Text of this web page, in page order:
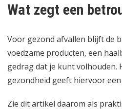
Wat zegt een
Voor gezond afvallen blijft de
voedzame producten, een
gedrag dat je kunt volhouden.
gezondheid geeft hiervoor
Zie dit artikel daarom als